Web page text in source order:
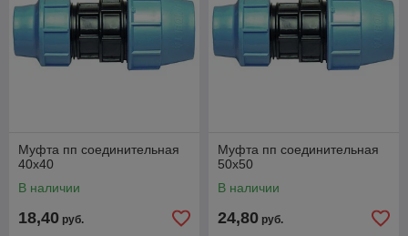
Муфта пп соединительная
40х40
В наличии
18,40 руб.
Муфта пп соединительная
50х50
В наличии
24,80 руб.